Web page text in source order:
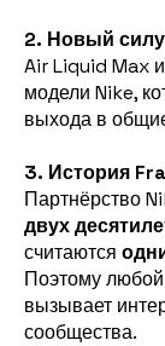
2. Новый
Air Liquid Max
модели Nike,
выхода в
3. История
Партнёрство
двух
считаются
Поэтому
вызывает
сообщества.